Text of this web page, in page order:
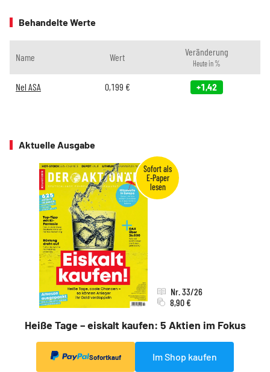
Behandelte Werte
Name Wert Veränderung
Heute in %
Nel ASA 0,199 € +1,42
Aktuelle Ausgabe
Heiße Tage – eiskalt kaufen: 5 Aktien im Fokus
Nr. 33/26
8,90 €
Sofortkauf Im Shop kaufen